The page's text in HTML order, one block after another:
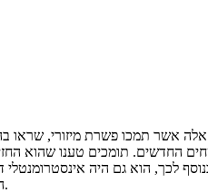
אשר תמכו פשרת מיזורי, שראו
החדשים. תומכים טענו שהוא
לכך, הוא גם היה אינסטרומנטלי
העבדות במדינות חדשות שנוספו.